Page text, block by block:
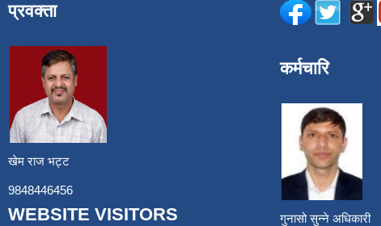
प्रवक्ता
खेम राज भट्ट
9848446456
WEBSITE VISITORS
कर्मचारि
गुनासो सुन्ने अधिकारी